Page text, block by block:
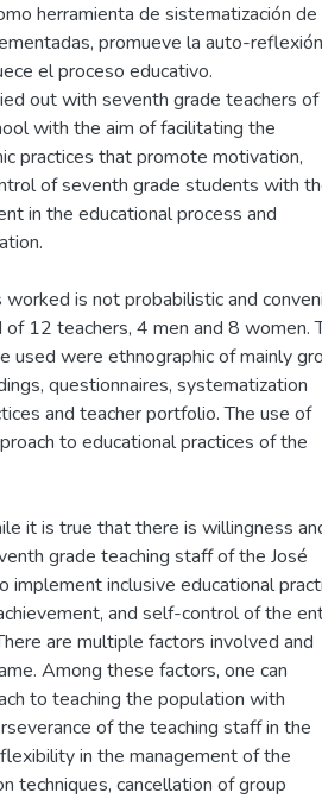
herramienta de sistematización de
promueve la auto-reflexión
el proceso educativo.
out with seventh grade teachers
with the aim of facilitating the
practices that promote motivation,
of seventh grade students with
in the educational process and
is not probabilistic and
12 teachers, 4 men and 8 women.
used were ethnographic of mainly
questionnaires, systematization
and teacher portfolio. The use of
to educational practices of the
it is true that there is willingness
grade teaching staff of the José
implement inclusive educational
and self-control of the
are multiple factors involved and
Among these factors, one can
to teaching the population with
of the teaching staff in the
in the management of the
techniques, cancellation of group